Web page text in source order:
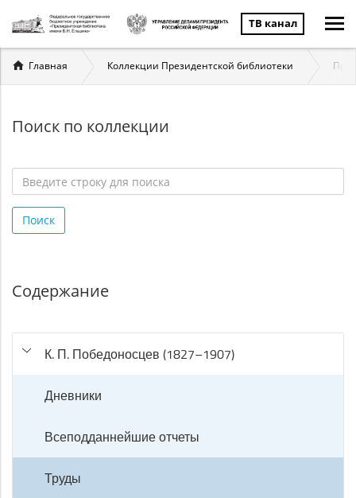
ТВ канал
Вы
здесь
Главная Коллекции Президентской библиотеки
Поиск по коллекции
строку
для
Поиск
Содержание
К. П. Победоносцев (1827–1907)
Дневники
Всеподданнейшие отчеты
Труды